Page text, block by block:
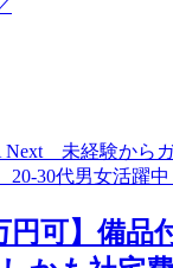
円可】備品